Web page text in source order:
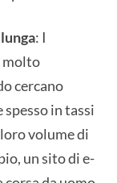
: I
molto
cercano
in tassi
volume di
un sito di e-